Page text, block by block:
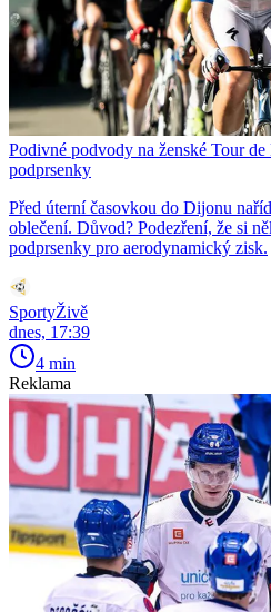
Podivné podvody na ženské Tour
podprsenky
Před úterní časovkou do Dijonu
oblečení. Důvod? Podezření, že si
podprsenky pro aerodynamický zisk.
SportyŽivě
dnes, 17:39
4 min
Reklama